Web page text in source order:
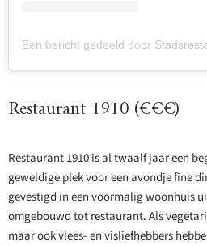
Restaurant 1910 (€€€)
Restaurant 1910 is al twaalf jaar een
geweldige plek voor een avondje fine
gevestigd in een voormalig woonhuis
omgebouwd tot restaurant. Als
maar ook vlees- en visliefhebbers